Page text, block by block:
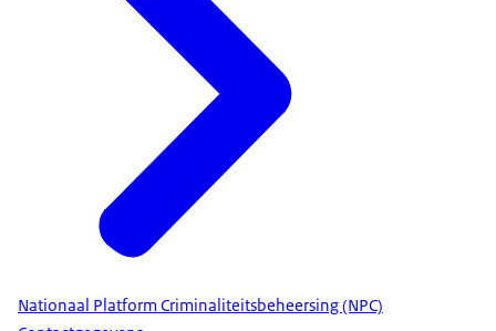
Nationaal Platform Criminaliteitsbeheersing (NPC)